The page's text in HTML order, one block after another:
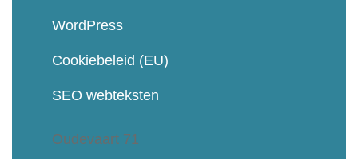
WordPress
Cookiebeleid (EU)
SEO webteksten
Oudevaart 71